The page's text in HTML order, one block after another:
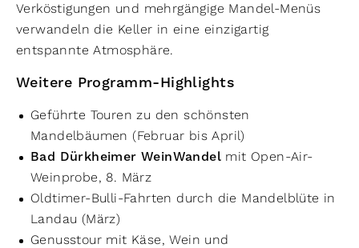
Verköstigungen und mehrgängige Mandel-Menüs
verwandeln die Keller in eine einzigartig
entspannte Atmosphäre.
Weitere Programm-Highlights
Geführte Touren zu den schönsten
Mandelbäumen (Februar bis April)
Bad Dürkheimer WeinWandel mit Open-Air-
Weinprobe, 8. März
Oldtimer-Bulli-Fahrten durch die Mandelblüte in
Landau (März)
Genusstour mit Käse, Wein und